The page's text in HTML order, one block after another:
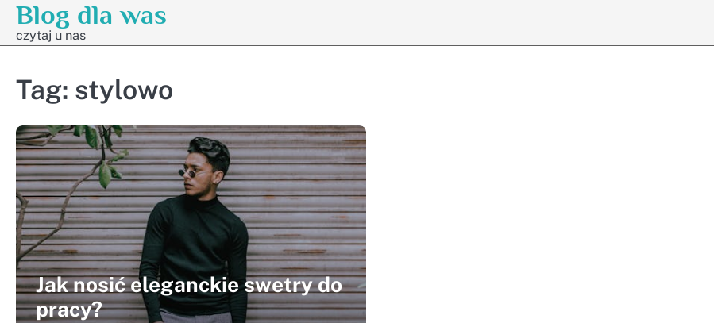
Skip
content
Blog dla was
czytaj u nas
Tag: stylowo
Jak nosić eleganckie swetry do
pracy?